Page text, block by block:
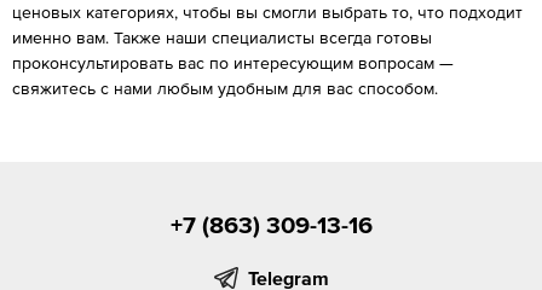
ценовых категориях, чтобы вы смогли выбрать то, что подходит
именно вам. Также наши специалисты всегда готовы
проконсультировать вас по интересующим вопросам —
свяжитесь с нами любым удобным для вас способом.
+7 (863) 309-13-16
Telegram